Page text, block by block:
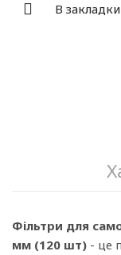
В закладки
Фільтри для
мм (120 шт) - це